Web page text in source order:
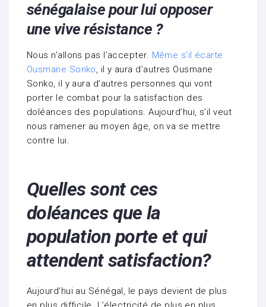
sénégalaise pour lui opposer
une vive résistance ?
Nous n’allons pas l’accepter. Même s’il écarte
Ousmane Sonko, il y aura d’autres Ousmane
Sonko, il y aura d’autres personnes qui vont
porter le combat pour la satisfaction des
doléances des populations. Aujourd’hui, s’il veut
nous ramener au moyen âge, on va se mettre
contre lui.
Quelles sont ces
doléances que la
population porte et qui
attendent satisfaction?
Aujourd’hui au Sénégal, le pays devient de plus